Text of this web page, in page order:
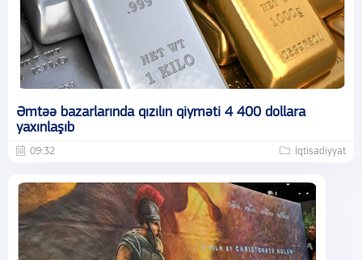
Əmtəə bazarlarında qızılın qiyməti 4 400 dollara
yaxınlaşıb
09:32 İqtisadiyyat